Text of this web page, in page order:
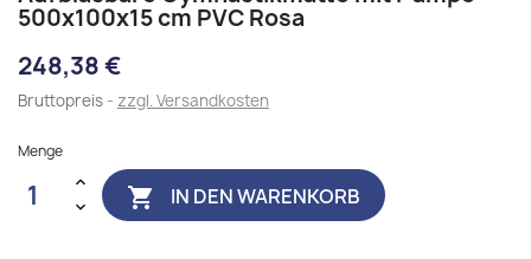
500x100x15 cm PVC Rosa
248,38 €
Bruttopreis zzgl. Versandkosten
Menge
 IN DEN WARENKORB